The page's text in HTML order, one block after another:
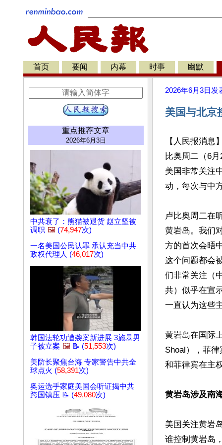
首页 要闻 内幕 时事 幽默
重点推荐文章
2026年6月3日
中共衰了：熊猫被退货 赵立坚被
调职 🖼️ (74,947次)
一名美国公民认罪 承认充当中共
政权代理人 (46,017次)
韩国法轮功遭袭案新进展 3施暴男
子被立案 🖼️ 📝 (51,553次)
美防长聚焦台海 专家警告中共全
球点火 (58,391次)
奥运选手家庭美国会听证揭中共
跨国镇压 📝 (49,080次)
2026年6月3日 发
美国与北京
【人民报消息
比奥周二（6
美国非常关注
动，每次与中
卢比奥周二在
黄岩岛。我们
方的首次会晤
这个问题都会
们非常关注（
共）似乎在宣
一直认为这些
黄岩岛在国际
Shoal），菲
和菲律宾在主
黄岩岛涉及南
美国关注黄岩
谁控制黄岩岛